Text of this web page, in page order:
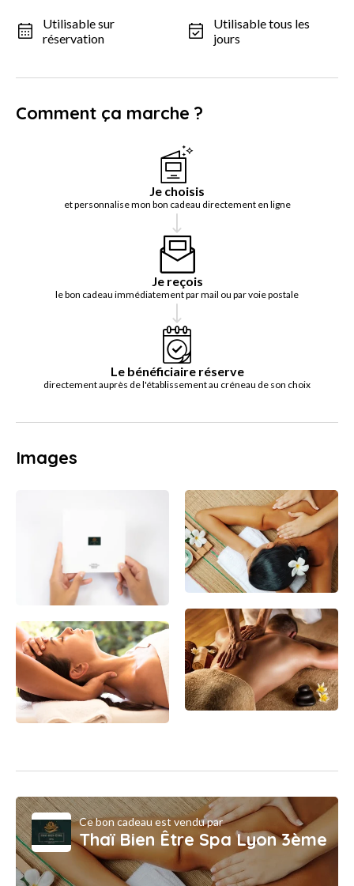
Utilisable sur
réservation
Utilisable tous les
jours
Comment ça marche ?
Je choisis
et personnalise mon bon cadeau directement en ligne
Je reçois
le bon cadeau immédiatement par mail ou par voie postale
Le bénéficiaire réserve
directement auprès de l'établissement au créneau de son choix
Images
Ce bon cadeau est vendu par
Thaï Bien Être Spa Lyon 3ème